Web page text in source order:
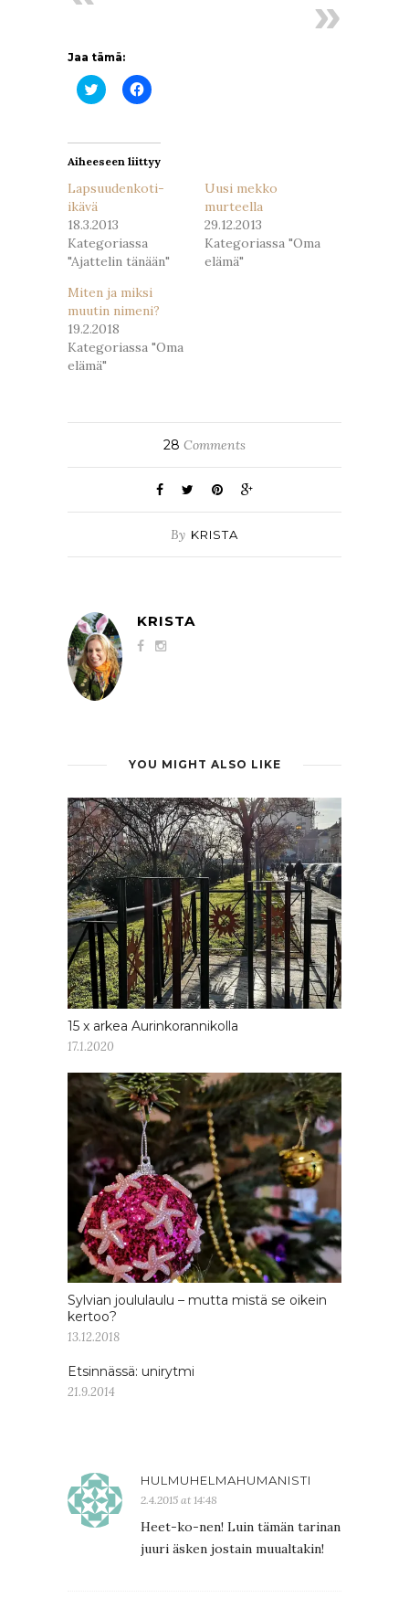
Jaa tämä:
Jaa
Twitterissä(Avautuu
Jaa
Facebookissa(Avautuu
Aiheeseen liittyy
Lapsuudenkoti-
ikävä
18.3.2013
Kategoriassa
"Ajattelin tänään"
Uusi mekko
murteella
29.12.2013
Kategoriassa "Oma
elämä"
Miten ja miksi
muutin nimeni?
19.2.2018
Kategoriassa "Oma
elämä"
28 Comments
By KRISTA
KRISTA
YOU MIGHT ALSO LIKE
15 x arkea Aurinkorannikolla
17.1.2020
Sylvian joululaulu – mutta mistä se oikein
kertoo?
13.12.2018
Etsinnässä: unirytmi
21.9.2014
HULMUHELMAHUMANISTI
2.4.2015 at 14:48
Heet-ko-nen! Luin tämän tarinan
juuri äsken jostain muualtakin!